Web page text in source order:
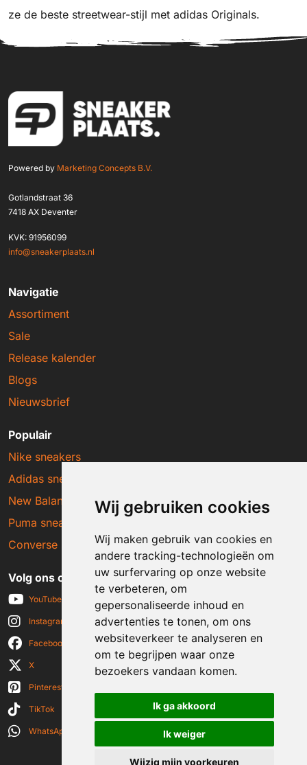
Wij gebruiken cookies
Wij maken gebruik van cookies en
andere tracking-technologieën om
uw surfervaring op onze website
te verbeteren, om
gepersonaliseerde inhoud en
advertenties te tonen, om ons
websiteverkeer te analyseren en
om te begrijpen waar onze
bezoekers vandaan komen.
Ik ga akkoord
Ik weiger
Wijzig mijn voorkeuren
ze de beste streetwear-stijl met adidas Originals.
Powered by Marketing Concepts B.V.
Gotlandstraat 36
7418 AX Deventer
KVK: 91956099
info@sneakerplaats.nl
Navigatie
Assortiment
Sale
Release kalender
Blogs
Nieuwsbrief
Populair
Nike sneakers
Adidas sneakers
New Balance sneakers
Puma sneakers
Converse sneakers
Volg ons op social media
YouTube
Instagram
Facebook
X
Pinterest
TikTok
WhatsApp